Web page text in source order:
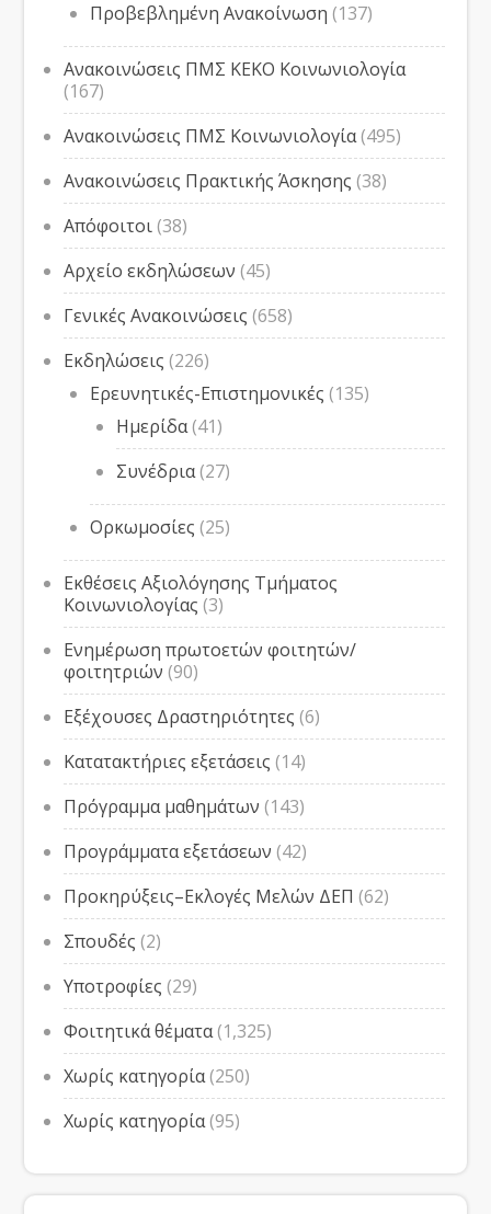
Προβεβλημένη Ανακοίνωση (137)
Ανακοινώσεις ΠΜΣ ΚΕΚΟ Κοινωνιολογία
(167)
Ανακοινώσεις ΠΜΣ Κοινωνιολογία(495)
Ανακοινώσεις Πρακτικής Άσκησης (38)
Απόφοιτοι(38)
Αρχείο εκδηλώσεων (45)
Γενικές Ανακοινώσεις (658)
Εκδηλώσεις (226)
Ερευνητικές-Επιστημονικές (135)
Ημερίδα(41)
Συνέδρια(27)
Ορκωμοσίες (25)
Εκθέσεις Αξιολόγησης Τμήματος
Κοινωνιολογίας (3)
Ενημέρωση πρωτοετών φοιτητών/
φοιτητριών (90)
Εξέχουσες Δραστηριότητες (6)
Κατατακτήριες εξετάσεις (14)
Πρόγραμμα μαθημάτων (143)
Προγράμματα εξετάσεων (42)
Προκηρύξεις–Εκλογές Μελών ΔΕΠ (62)
Σπουδές (2)
Υποτροφίες (29)
Φοιτητικά θέματα(1,325)
Χωρίς κατηγορία(250)
Χωρίς κατηγορία(95)